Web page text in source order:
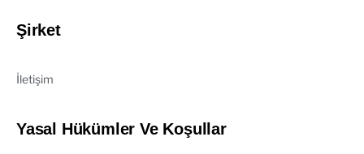
Şirket
İletişim
Yasal Hükümler Ve Koşullar